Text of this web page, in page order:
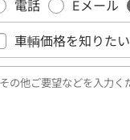
電話 Eメール
車輌価格を知りたい